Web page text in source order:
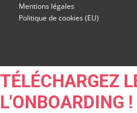
Mentions légales
Politique de cookies (EU)
TÉLÉCHARGEZ
L'ONBOARDING !